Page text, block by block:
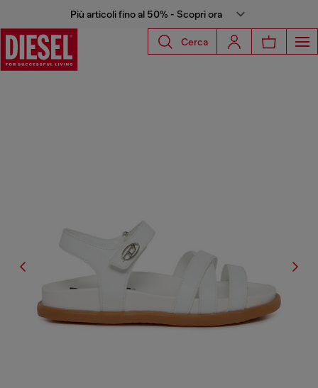
Più articoli fino al 50% - Scopri ora
Cerca